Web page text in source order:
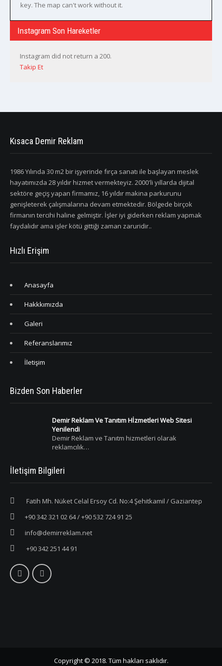
key. The map can't work without it.
Instagram Son Hareketler
Instagram did not return a 200.
Takip Et
Kısaca Demir Reklam
1986 Yılında 30 m2 bir işyerinde fırça sanatı ile başlayan meslek
hayatımızda 28 yıldır hizmet vermekteyiz. 2000'li yıllarda dijital
sektöre geçiş yapan firmamız, 16 yıldır makina parkurunu
genişleterek çalışmalarına devam etmektedir. Bölgede birçok
firmanın tercihi haline gelmiştir. İşler iyi giderken reklam yapmak
faydalıdır ama işler kötü gittiği zaman zaruridir..
Hızlı Erişim
Anasayfa
Hakkkımızda
Galeri
Referanslarımız
İletişim
Bizden Son Haberler
Demir Reklam Ve Tanıtım Hİzmetleri Web Sitesi
Yenilendi
Demir Reklam ve Tanıtm hizmetleri olarak
reklamcılık…
İletişim Bilgileri
Fatih Mh. Nüket Celal Ersoy Cd. No:4 Şehitkamil / Gaziantep
+90 342 321 02 64 / +90 532 724 91 25
info@demirreklam.net
+90 342 251 44 91
Copyright © 2018. Tüm hakları saklıdır.